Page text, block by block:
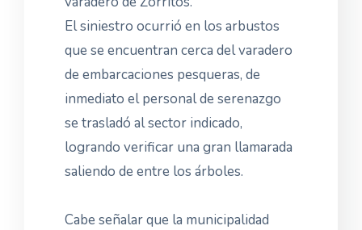
El siniestro ocurrió en los arbustos
que se encuentran cerca del varadero
de embarcaciones pesqueras, de
inmediato el personal de serenazgo
se trasladó al sector indicado,
logrando verificar una gran llamarada
saliendo de entre los árboles.
Cabe señalar que la municipalidad